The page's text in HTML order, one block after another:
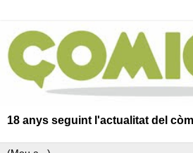
18 anys seguint l'actualitat del